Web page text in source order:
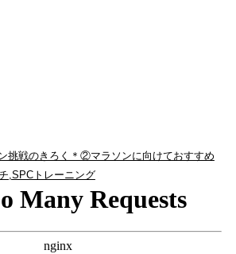
挑戦のきろく＊②マラソンに向けておすすめ
,SPCトレーニング